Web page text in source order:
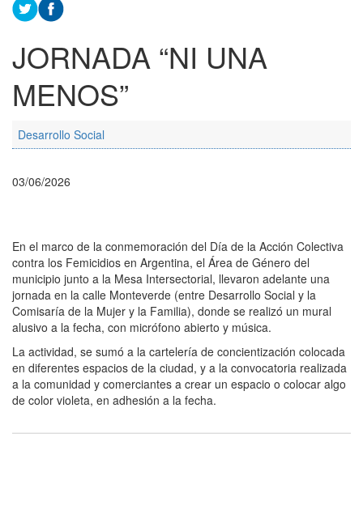
JORNADA “NI UNA
MENOS”
Desarrollo Social
03/06/2026
En el marco de la conmemoración del Día de la Acción Colectiva
contra los Femicidios en Argentina, el Área de Género del
municipio junto a la Mesa Intersectorial, llevaron adelante una
jornada en la calle Monteverde (entre Desarrollo Social y la
Comisaría de la Mujer y la Familia), donde se realizó un mural
alusivo a la fecha, con micrófono abierto y música.
La actividad, se sumó a la cartelería de concientización colocada
en diferentes espacios de la ciudad, y a la convocatoria realizada
a la comunidad y comerciantes a crear un espacio o colocar algo
de color violeta, en adhesión a la fecha.